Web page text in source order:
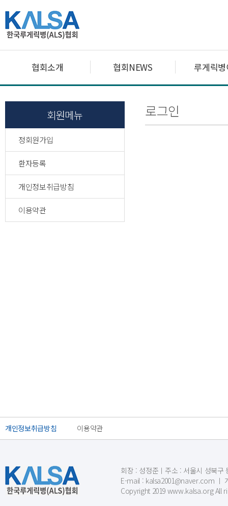
협회소개 협회NEWS 루게릭
회원메뉴
정회원가입
환자등록
개인정보취급방침
이용약관
로그인
개인정보취급방침 이용약관
회장 : 성정준ㅣ주소 : 서울시 성북구
E-mail : kalsa2001@naver.com ㅣ
Copyright 2019 www.kalsa.org All